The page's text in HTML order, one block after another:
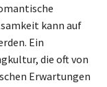
kann auf
Ein
die oft von
Erwartungen